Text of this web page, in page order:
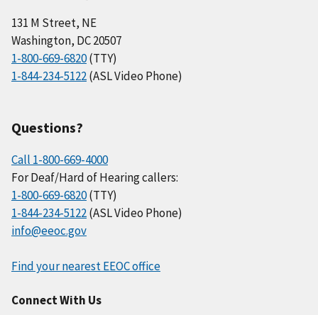
131 M Street, NE
Washington, DC 20507
1-800-669-6820(TTY)
1-844-234-5122(ASL Video Phone)
Questions?
Call 1-800-669-4000
For Deaf/Hard of Hearing callers:
1-800-669-6820(TTY)
1-844-234-5122(ASL Video Phone)
info@eeoc.gov
Find your nearest EEOC office
Connect With Us